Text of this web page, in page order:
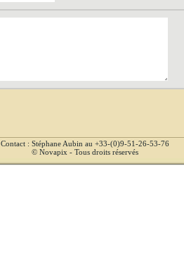
Contact : Stéphane Aubin au +33-(0)9-51-26-53-76
© Novapix - Tous droits réservés